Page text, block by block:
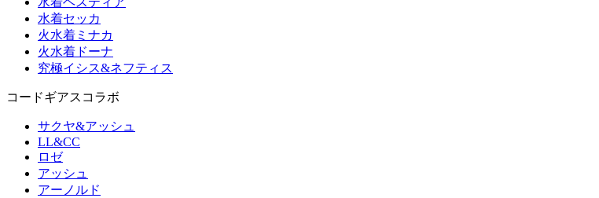
水着セッカ
火水着ミナカ
火水着ドーナ
究極イシス&ネフティス
コードギアスコラボ
サクヤ&アッシュ
LL&CC
ロゼ
アッシュ
アーノルド